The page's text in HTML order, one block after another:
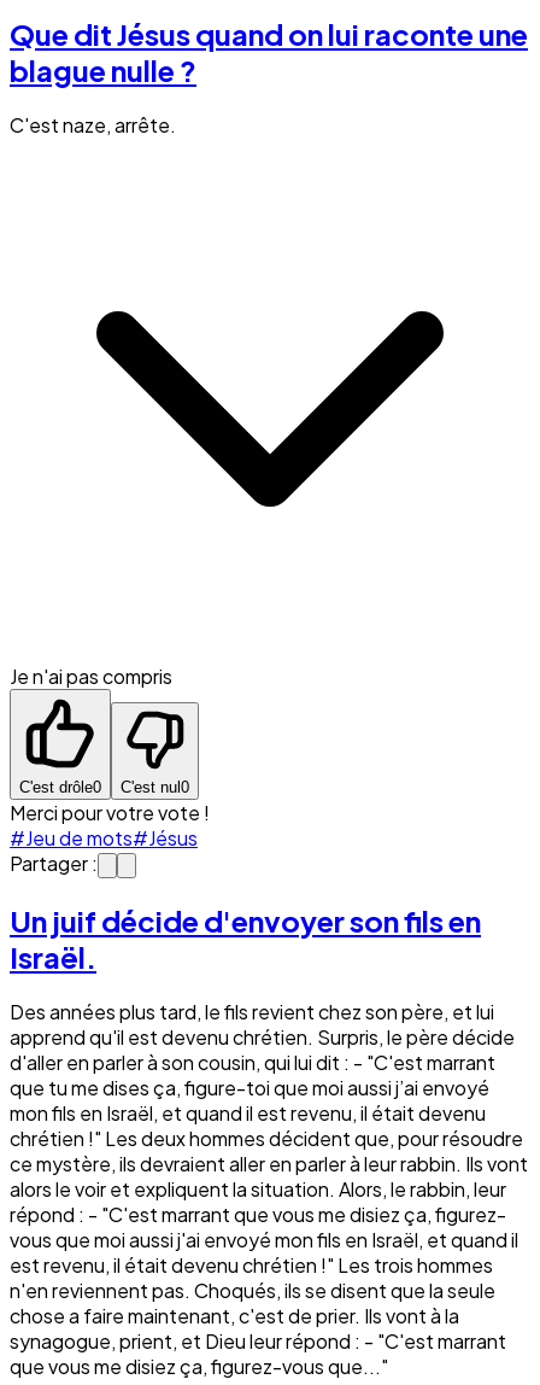
Que dit Jésus quand on lui raconte une
blague nulle ?
C'est naze, arrête.
Je n'ai pas compris
C'est drôle0 C'est nul 0
Merci pour votre vote !
#Jeu de mots#Jésus
Partager :
Un juif décide d'envoyer son fils en
Israël.
Des années plus tard, le fils revient chez son père, et lui
apprend qu'il est devenu chrétien. Surpris, le père décide
d'aller en parler à son cousin, qui lui dit : - "C'est marrant
que tu me dises ça, figure-toi que moi aussi j’ai envoyé
mon fils en Israël, et quand il est revenu, il était devenu
chrétien !" Les deux hommes décident que, pour résoudre
ce mystère, ils devraient aller en parler à leur rabbin. Ils vont
alors le voir et expliquent la situation. Alors, le rabbin, leur
répond : - "C'est marrant que vous me disiez ça, figurez-
vous que moi aussi j'ai envoyé mon fils en Israël, et quand il
est revenu, il était devenu chrétien !" Les trois hommes
n'en reviennent pas. Choqués, ils se disent que la seule
chose a faire maintenant, c'est de prier. Ils vont à la
synagogue, prient, et Dieu leur répond : - "C'est marrant
que vous me disiez ça, figurez-vous que..."